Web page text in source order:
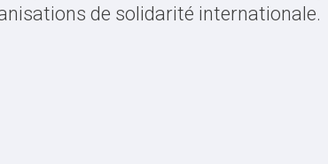
de solidarité internationale.